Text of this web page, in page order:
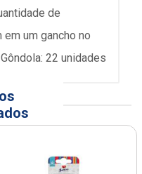
de
um gancho no
22 unidades